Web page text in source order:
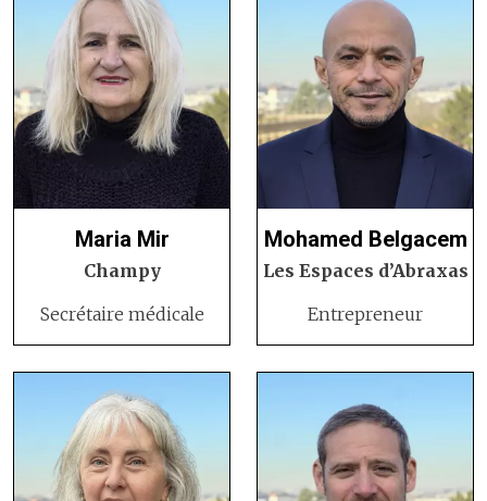
Maria Mir
Champy
Secrétaire médicale
Mohamed Belgacem
Les Espaces d’Abraxas
Entrepreneur